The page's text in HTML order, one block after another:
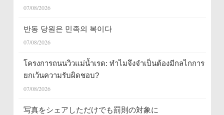
07/08/2026
반동 당원은 민족의 복이다
07/08/2026
โครงการถนนวิวแม่น้ำเรด: ทำไมจึงจำเป็นต้องมีกลไกการ
ยกเว้นความรับผิดชอบ?
07/08/2026
写真をシェアしただけでも罰則の対象に